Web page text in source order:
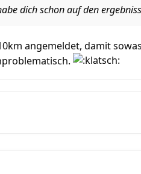
dich schon auf den
angemeldet, damit